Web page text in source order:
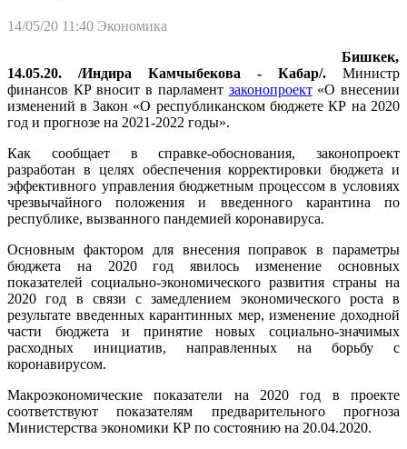
14/05/20 11:40 Экономика
Бишкек,
14.05.20. /Индира Камчыбекова - Кабар/. Министр
финансов КР вносит в парламент законопроект«О внесении
изменений в Закон «О республиканском бюджете КР на 2020
год и прогнозе на 2021-2022 годы».
Как сообщает в справке-обоснования, законопроект
разработан в целях обеспечения корректировки бюджета и
эффективного управления бюджетным процессом в условиях
чрезвычайного положения и введенного карантина по
республике, вызванного пандемией коронавируса.
Основным фактором для внесения поправок в параметры
бюджета на 2020 год явилось изменение основных
показателей социально-экономического развития страны на
2020 год в связи с замедлением экономического роста в
результате введенных карантинных мер, изменение доходной
части бюджета и принятие новых социально-значимых
расходных инициатив, направленных на борьбу с
коронавирусом.
Макроэкономические показатели на 2020 год в проекте
соответствуют показателям предварительного прогноза
Министерства экономики КР по состоянию на 20.04.2020.